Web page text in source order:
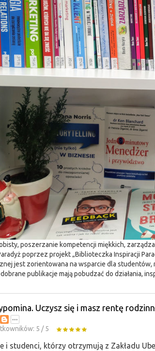
poszerzanie kompetencji miękkich,
poprzez projekt „Biblioteczka Inspiracji
jest zorientowana na wsparcie dla
publikacje mają pobudzać do działania,
Uczysz się i masz rentę
5 /5
i studenci, którzy otrzymują z Zakładu